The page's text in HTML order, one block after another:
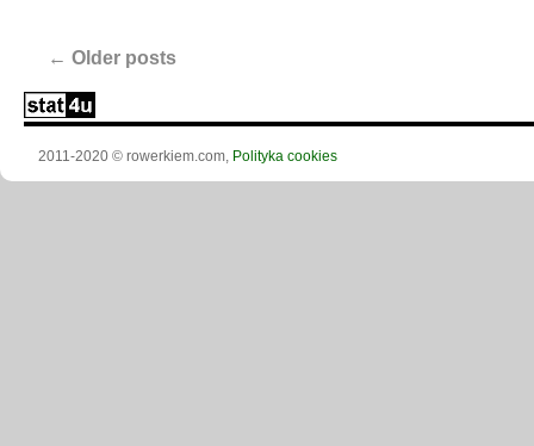
← Older posts
2011-2020 © rowerkiem.com, Polityka cookies